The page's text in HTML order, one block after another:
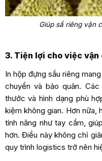
Giúp sầ riêng vận
3. Tiện lợi cho việc vận
In hộp đựng sầu riêng
chuyển và bảo quản.
thước và hình dạng phù
kiệm không gian. Hơn
tính năng như tay cầm,
hơn. Điều này không chỉ
quy trình logistics trở nên